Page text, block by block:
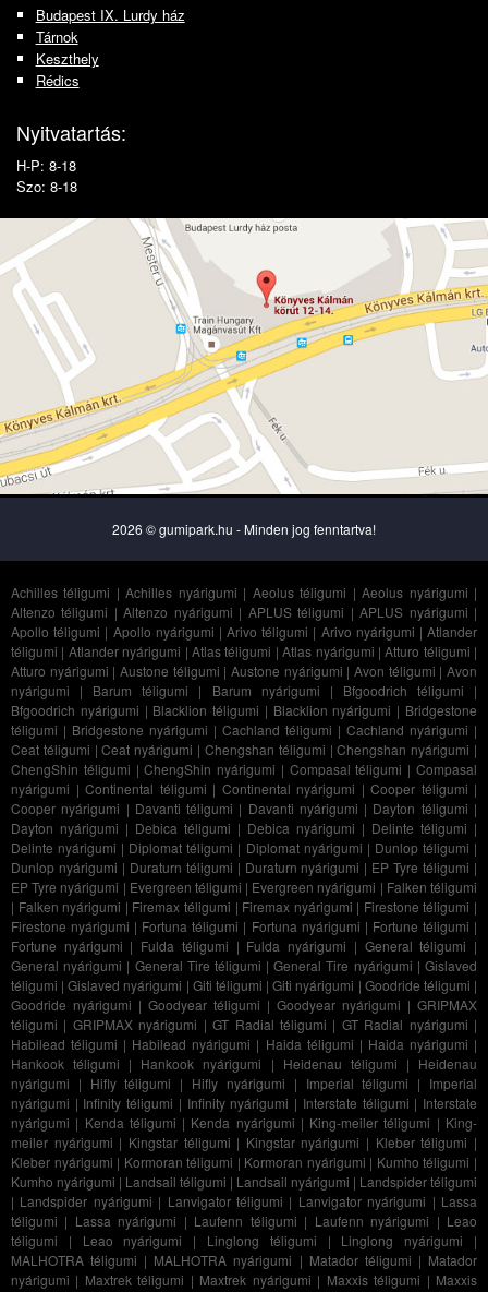
Budapest IX. Lurdy ház
Tárnok
Keszthely
Rédics
Nyitvatartás:
H-P: 8-18
Szo: 8-18
2026 © gumipark.hu - Minden jog fenntartva!
Achilles téligumi |Achilles nyárigumi | Aeolus téligumi |Aeolus nyárigumi |
Altenzo téligumi |Altenzo nyárigumi | APLUS téligumi |APLUS nyárigumi |
Apollo téligumi | Apollo nyárigumi |Arivo téligumi | Arivo nyárigumi |Atlander
téligumi | Atlander nyárigumi | Atlas téligumi |Atlas nyárigumi |Atturo téligumi |
Atturo nyárigumi |Austone téligumi |Austone nyárigumi |Avon téligumi |Avon
nyárigumi | Barum téligumi | Barum nyárigumi | Bfgoodrich téligumi |
Bfgoodrich nyárigumi | Blacklion téligumi | Blacklion nyárigumi | Bridgestone
téligumi | Bridgestone nyárigumi | Cachland téligumi | Cachland nyárigumi |
Ceat téligumi |Ceat nyárigumi | Chengshan téligumi |Chengshan nyárigumi |
ChengShin téligumi |ChengShin nyárigumi | Compasal téligumi |Compasal
nyárigumi | Continental téligumi | Continental nyárigumi | Cooper téligumi |
Cooper nyárigumi | Davanti téligumi | Davanti nyárigumi | Dayton téligumi |
Dayton nyárigumi | Debica téligumi | Debica nyárigumi | Delinte téligumi |
Delinte nyárigumi | Diplomat téligumi | Diplomat nyárigumi | Dunlop téligumi |
Dunlop nyárigumi | Duraturn téligumi | Duraturn nyárigumi | EP Tyre téligumi |
EP Tyre nyárigumi | Evergreen téligumi | Evergreen nyárigumi | Falken téligumi
| Falken nyárigumi | Firemax téligumi | Firemax nyárigumi | Firestone téligumi |
Firestone nyárigumi | Fortuna téligumi | Fortuna nyárigumi | Fortune téligumi |
Fortune nyárigumi | Fulda téligumi | Fulda nyárigumi | General téligumi |
General nyárigumi | General Tire téligumi |General Tire nyárigumi |Gislaved
téligumi |Gislaved nyárigumi | Giti téligumi |Giti nyárigumi | Goodride téligumi |
Goodride nyárigumi | Goodyear téligumi | Goodyear nyárigumi | GRIPMAX
téligumi | GRIPMAX nyárigumi |GT Radial téligumi | GT Radial nyárigumi |
Habilead téligumi | Habilead nyárigumi | Haida téligumi | Haida nyárigumi |
Hankook téligumi | Hankook nyárigumi | Heidenau téligumi | Heidenau
nyárigumi | Hifly téligumi | Hifly nyárigumi | Imperial téligumi | Imperial
nyárigumi | Infinity téligumi | Infinity nyárigumi | Interstate téligumi | Interstate
nyárigumi | Kenda téligumi | Kenda nyárigumi | King-meiler téligumi | King-
meiler nyárigumi | Kingstar téligumi | Kingstar nyárigumi | Kleber téligumi |
Kleber nyárigumi | Kormoran téligumi | Kormoran nyárigumi | Kumho téligumi |
Kumho nyárigumi | Landsail téligumi | Landsail nyárigumi | Landspider téligumi
| Landspider nyárigumi | Lanvigator téligumi | Lanvigator nyárigumi | Lassa
téligumi | Lassa nyárigumi | Laufenn téligumi | Laufenn nyárigumi | Leao
téligumi | Leao nyárigumi | Linglong téligumi | Linglong nyárigumi |
MALHOTRA téligumi | MALHOTRA nyárigumi | Matador téligumi | Matador
nyárigumi | Maxtrek téligumi | Maxtrek nyárigumi | Maxxis téligumi | Maxxis